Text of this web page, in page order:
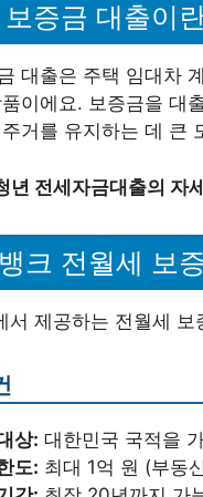
증금 대출이
대출은 주택 임대차
이에요. 보증금을 대
거를 유지하는 데 큰
년 전세자금대출의 자
크 전월세 보
서 제공하는 전월세
상: 대한민국 국적을
도: 최대 1억 원 (부동